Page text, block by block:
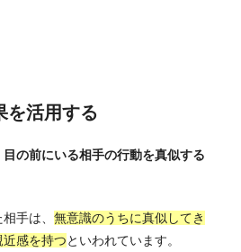
を活用する
目の前にいる相手の行動を真似する
手は、 無意識のうちに真似してき
感を持つといわれています。